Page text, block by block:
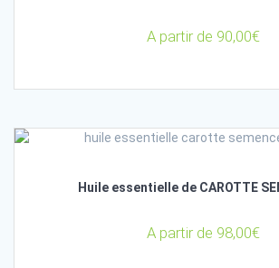
A partir de 90,00€
Huile essentielle de CAROTTE
A partir de 98,00€